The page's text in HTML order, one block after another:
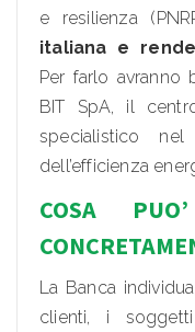
e resilienza
italiana e
Per farlo avranno
BIT SpA, il
specialistico
dell’efficienza
COSA
La Banca
clienti, i